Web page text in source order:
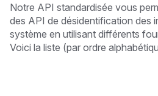
Notre API standardisée vous
des API de désidentification des
système en utilisant différents
Voici la liste (par ordre